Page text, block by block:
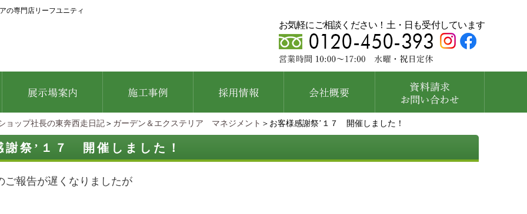
の専門店リーフユニティ
お気軽にご相談ください！土・日も受付しています
ョップ社長の東奔西走日記 ＞ ガーデン＆エクステリア マネジメント ＞お客様感謝祭’１７ 開催しました！
謝祭’１７ 開催しました！
ご報告が遅くなりましたが